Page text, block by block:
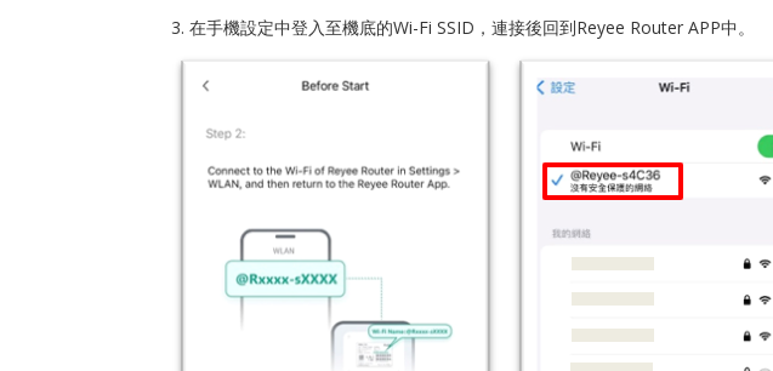
3. 在手機設定中登入至機底的Wi-Fi SSID，連接後回到Reyee Router APP中。